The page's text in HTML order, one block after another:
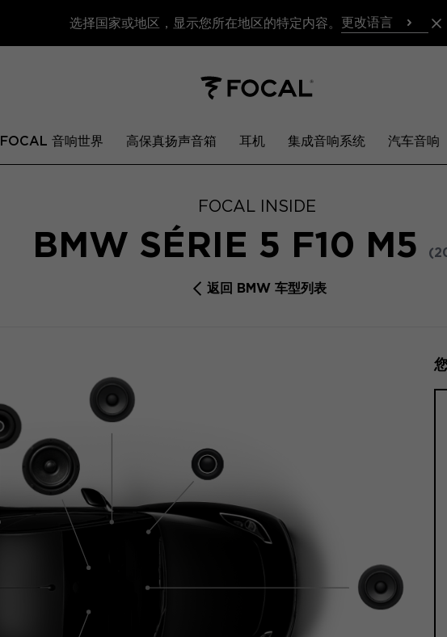
选择国家或地区，显示您所在地区的特定内容。 更改语言
FOCAL 音响世界 高保真扬声音箱 耳机 集成音响系统 汽车音响
FOCAL INSIDE
BMW SÉRIE 5 F10 M5
返回 BMW 车型列表